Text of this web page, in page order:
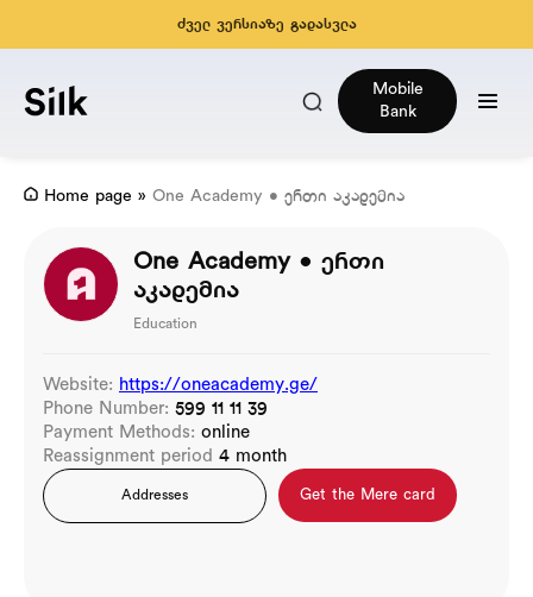
ძველ ვერსიაზე გადასვლა
Mobile
Bank
Home page » One Academy • ერთი აკადემია
One Academy • ერთი
აკადემია
Education
Website: https://oneacademy.ge/
Phone Number: 599 11 11 39
Payment Methods: online
Reassignment period 4 month
Addresses Get the Mere card